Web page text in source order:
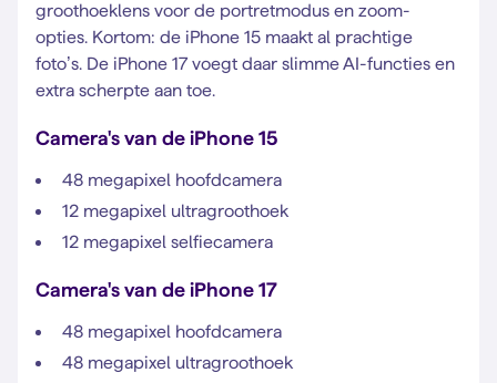
groothoeklens voor de portretmodus en zoom-
opties. Kortom: de iPhone 15 maakt al prachtige
foto’s. De iPhone 17 voegt daar slimme AI-functies en
extra scherpte aan toe.
Camera's van de iPhone 15
48 megapixel hoofdcamera
12 megapixel ultragroothoek
12 megapixel selfiecamera
Camera's van de iPhone 17
48 megapixel hoofdcamera
48 megapixel ultragroothoek